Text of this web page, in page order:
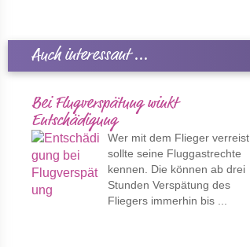
Auch interessant ...
Bei Flugverspätung winkt
Entschädigung
Wer mit dem Flieger verreist,
sollte seine Fluggastrechte
kennen. Die können ab drei
Stunden Verspätung des
Fliegers immerhin bis ...